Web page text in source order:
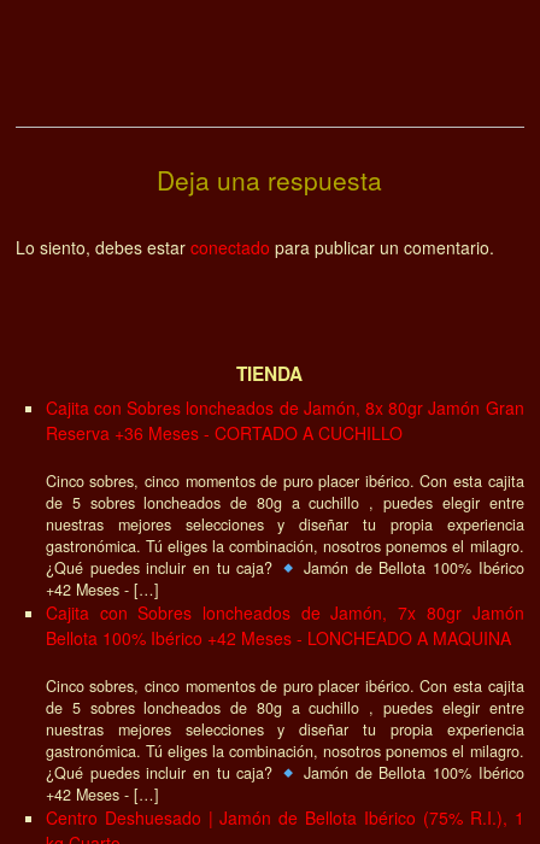
Deja una respuesta
Lo siento, debes estarconectado para publicar un comentario.
TIENDA
Cajita con Sobres loncheados de Jamón, 8x 80gr Jamón Gran
Reserva +36 Meses - CORTADO A CUCHILLO
Cinco sobres, cinco momentos de puro placer ibérico. Con esta cajita
de 5 sobres loncheados de 80g a cuchillo , puedes elegir entre
nuestras mejores selecciones y diseñar tu propia experiencia
gastronómica. Tú eliges la combinación, nosotros ponemos el milagro.
¿Qué puedes incluir en tu caja?
Jamón de Bellota 100% Ibérico
+42 Meses - […]
Cajita con Sobres loncheados de Jamón, 7x 80gr Jamón
Bellota 100% Ibérico +42 Meses - LONCHEADO A MAQUINA
Cinco sobres, cinco momentos de puro placer ibérico. Con esta cajita
de 5 sobres loncheados de 80g a cuchillo , puedes elegir entre
nuestras mejores selecciones y diseñar tu propia experiencia
gastronómica. Tú eliges la combinación, nosotros ponemos el milagro.
¿Qué puedes incluir en tu caja?
Jamón de Bellota 100% Ibérico
+42 Meses - […]
Centro Deshuesado | Jamón de Bellota Ibérico (75% R.I.), 1